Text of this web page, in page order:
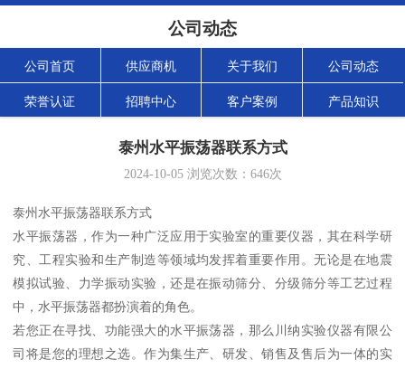
公司动态
公司首页 供应商机 关于我们 公司动态
荣誉认证 招聘中心 客户案例 产品知识
泰州水平振荡器联系方式
2024-10-05浏览次数： 646次
泰州水平振荡器联系方式
水平振荡器，作为一种广泛应用于实验室的重要仪器，其在科学研
究、工程实验和生产制造等领域均发挥着重要作用。无论是在地震
模拟试验、力学振动实验，还是在振动筛分、分级筛分等工艺过程
中，水平振荡器都扮演着的角色。
若您正在寻找、功能强大的水平振荡器，那么川纳实验仪器有限公
司将是您的理想之选。作为集生产、研发、销售及售后为一体的实